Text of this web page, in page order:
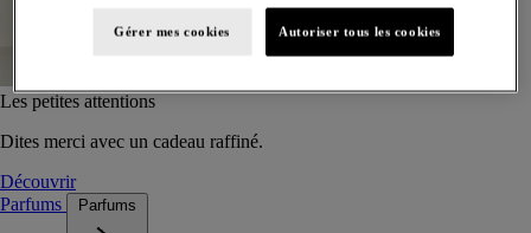
Les petites attentions
Dites merci avec un cadeau raffiné.
Découvrir
Parfums
Parfums
Gérer mes cookies Autoriser tous les cookies